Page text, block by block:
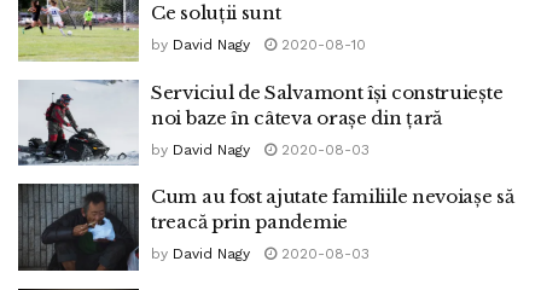
Ce soluții sunt
by David Nagy 2020-08-10
Serviciul de Salvamont își construiește
noi baze în câteva orașe din țară
by David Nagy 2020-08-03
Cum au fost ajutate familiile nevoiașe să
treacă prin pandemie
by David Nagy 2020-08-03